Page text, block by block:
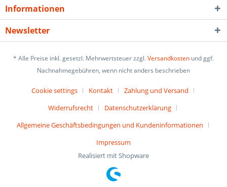
Informationen
Newsletter
* Alle Preise inkl. gesetzl. Mehrwertsteuer zzgl.Versandkosten und ggf.
Nachnahmegebühren, wenn nicht anders beschrieben
Cookie settings Kontakt
Zahlung und Versand
Widerrufsrecht
Datenschutzerklärung
Allgemeine Geschäftsbedingungen und Kundeninformationen
Impressum
Realisiert mit Shopware